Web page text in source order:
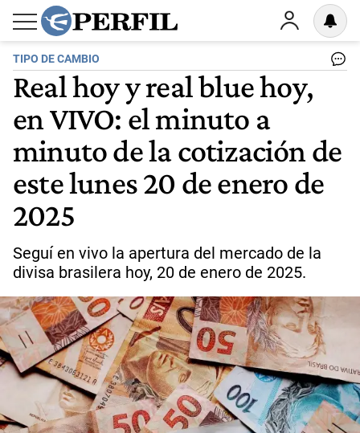
TIPO DE CAMBIO
Real hoy y real blue hoy,
en VIVO: el minuto a
minuto de la cotización de
este lunes 20 de enero de
2025
Seguí en vivo la apertura del mercado de la
divisa brasilera hoy, 20 de enero de 2025.